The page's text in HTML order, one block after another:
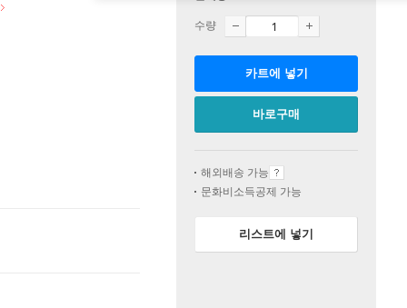
수량
카트에 넣기
바로구매
해외배송 가능
문화비소득공제 가능
리스트에 넣기